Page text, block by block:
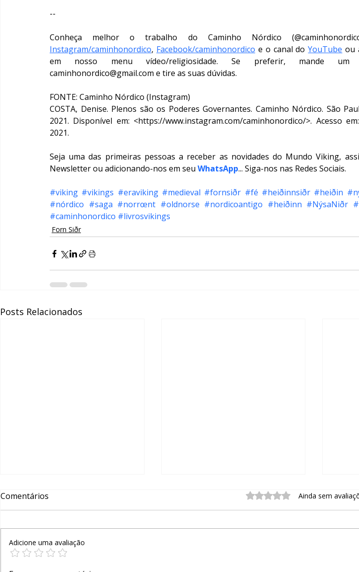
--
Instagram/caminhonordico, Facebook/caminhonordico e o canal do YouTube ou
em nosso menu vídeo/religiosidade. Se preferir, mande um
caminhonordico@gmail.com e tire as suas dúvidas.
FONTE: Caminho Nórdico (Instagram)
COSTA, Denise. Plenos são os Poderes Governantes. Caminho Nórdico. São
2021. Disponível em: <https://www.instagram.com/caminhonordico/>. Acesso
2021.
Seja uma das primeiras pessoas a receber as novidades do Mundo Viking,
Newsletter ou adicionando-nos em seu WhatsApp... Siga-nos nas Redes Sociais.
#viking #vikings #eraviking #medieval #fornsiðr #fé #heiðinnsiðr #heiðin
#nórdico #saga #norrœnt #oldnorse #nordicoantigo #heiðinn #NýsaNiðr
#caminhonordico #livrosvikings
Forn Siðr
Posts Relacionados
Comentários Avaliado com 0 de 5 estrelas.
Ainda sem
Adicione uma avaliação